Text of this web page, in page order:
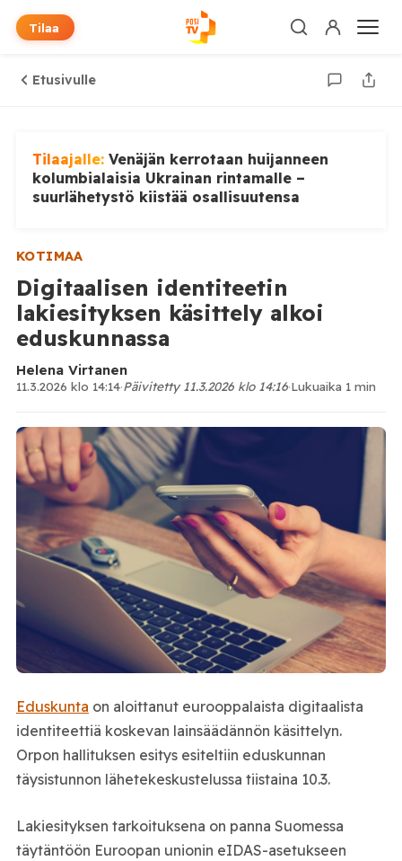
Tilaa
Etusivulle
Tilaajalle: Venäjän kerrotaan huijanneen
kolumbialaisia Ukrainan rintamalle –
suurlähetystö kiistää osallisuutensa
KOTIMAA
Digitaalisen identiteetin
lakiesityksen käsittely alkoi
eduskunnassa
Helena Virtanen
11.3.2026 klo 14:14·Päivitetty 11.3.2026 klo 14:16·Lukuaika 1 min
Eduskunta on aloittanut eurooppalaista digitaalista
identiteettiä koskevan lainsäädännön käsittelyn.
Orpon hallituksen esitys esiteltiin eduskunnan
täysistunnon lähetekeskustelussa tiistaina 10.3.
Lakiesityksen tarkoituksena on panna Suomessa
täytäntöön Euroopan unionin eIDAS-asetukseen